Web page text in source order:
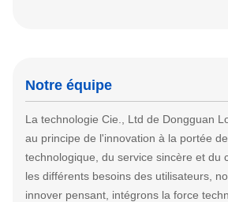
Notre équipe
La technologie Cie., Ltd de Dongguan
au principe de l'innovation à la portée
technologique, du service sincère et du
les différents besoins des utilisateurs,
innover pensant, intégrons la force